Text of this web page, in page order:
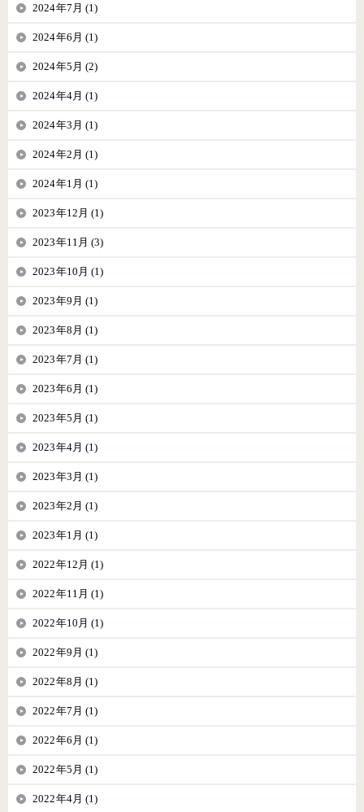
2024年7月 (1)
2024年6月 (1)
2024年5月 (2)
2024年4月 (1)
2024年3月 (1)
2024年2月 (1)
2024年1月 (1)
2023年12月 (1)
2023年11月 (3)
2023年10月 (1)
2023年9月 (1)
2023年8月 (1)
2023年7月 (1)
2023年6月 (1)
2023年5月 (1)
2023年4月 (1)
2023年3月 (1)
2023年2月 (1)
2023年1月 (1)
2022年12月 (1)
2022年11月 (1)
2022年10月 (1)
2022年9月 (1)
2022年8月 (1)
2022年7月 (1)
2022年6月 (1)
2022年5月 (1)
2022年4月 (1)